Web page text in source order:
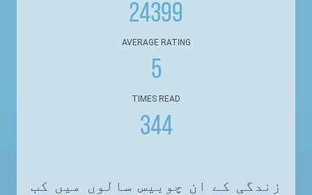
24399
AVERAGE RATING
5
TIMES READ
344
زندگی کے ان چوبیس سالوں میں کب